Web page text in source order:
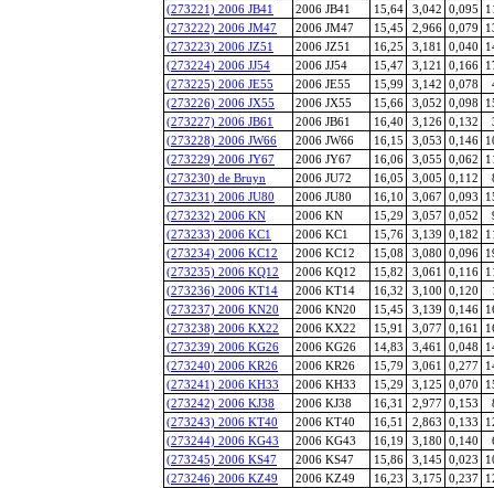
(273221) 2006 JB41
2006 JB41 15,64 3,042 0,095
(273222) 2006 JM47
2006 JM47 15,45 2,966 0,079
(273223) 2006 JZ51
2006 JZ51 16,25 3,181 0,040
(273224) 2006 JJ54
2006 JJ54 15,47 3,121 0,166
(273225) 2006 JE55
2006 JE55 15,99 3,142 0,078
(273226) 2006 JX55
2006 JX55 15,66 3,052 0,098
(273227) 2006 JB61
2006 JB61 16,40 3,126 0,132
(273228) 2006 JW66
2006 JW66 16,15 3,053 0,146
(273229) 2006 JY67
2006 JY67 16,06 3,055 0,062
(273230) de Bruyn
2006 JU72 16,05 3,005 0,112
(273231) 2006 JU80
2006 JU80 16,10 3,067 0,093
(273232) 2006 KN
2006 KN 15,29 3,057 0,052
(273233) 2006 KC1
2006 KC1 15,76 3,139 0,182
(273234) 2006 KC12
2006 KC12 15,08 3,080 0,096
(273235) 2006 KQ12
2006 KQ12 15,82 3,061 0,116
(273236) 2006 KT14
2006 KT14 16,32 3,100 0,120
(273237) 2006 KN20
2006 KN20 15,45 3,139 0,146
(273238) 2006 KX22
2006 KX22 15,91 3,077 0,161
(273239) 2006 KG26
2006 KG26 14,83 3,461 0,048
(273240) 2006 KR26
2006 KR26 15,79 3,061 0,277
(273241) 2006 KH33
2006 KH33 15,29 3,125 0,070
(273242) 2006 KJ38
2006 KJ38 16,31 2,977 0,153
(273243) 2006 KT40
2006 KT40 16,51 2,863 0,133
(273244) 2006 KG43
2006 KG43 16,19 3,180 0,140
(273245) 2006 KS47
2006 KS47 15,86 3,145 0,023
(273246) 2006 KZ49
2006 KZ49 16,23 3,175 0,237